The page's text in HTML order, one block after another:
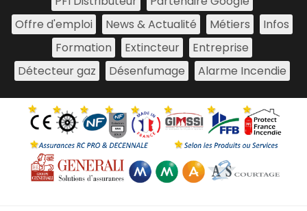
Offre d'emploi
News & Actualité Métiers
Infos
Formation
Extincteur
Entreprise
Détecteur gaz
Désenfumage Alarme Incendie